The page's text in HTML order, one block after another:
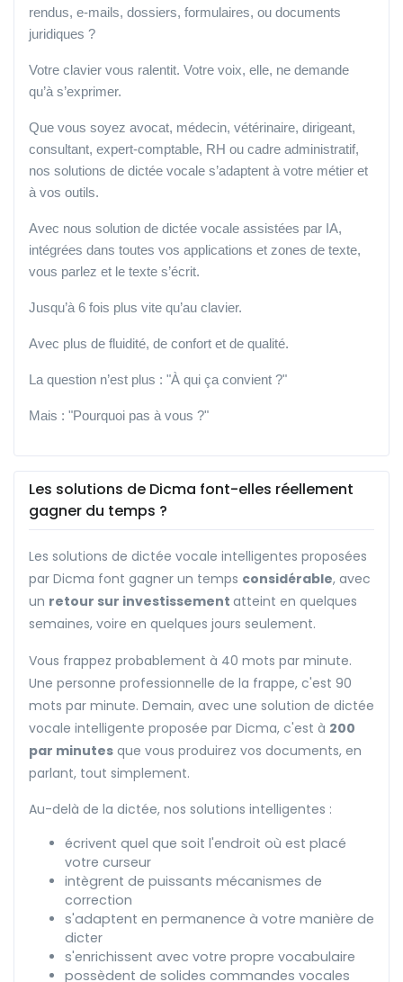
rendus, e-mails, dossiers, formulaires, ou documents
juridiques ?
Votre clavier vous ralentit. Votre voix, elle, ne demande
qu’à s’exprimer.
Que vous soyez avocat, médecin, vétérinaire, dirigeant,
consultant, expert-comptable, RH ou cadre administratif,
nos solutions de dictée vocale s’adaptent à votre métier et
à vos outils.
Avec nous solution de dictée vocale assistées par IA,
intégrées dans toutes vos applications et zones de texte,
vous parlez et le texte s’écrit.
Jusqu’à 6 fois plus vite qu’au clavier.
Avec plus de fluidité, de confort et de qualité.
La question n’est plus : "À qui ça convient ?"
Mais : "Pourquoi pas à vous ?"
Les solutions de Dicma font-elles réellement
gagner du temps ?
Les solutions de dictée vocale intelligentes proposées
par Dicma font gagner un temps considérable, avec
un retour sur investissement atteint en quelques
semaines, voire en quelques jours seulement.
Vous frappez probablement à 40 mots par minute.
Une personne professionnelle de la frappe, c'est 90
mots par minute. Demain, avec une solution de dictée
vocale intelligente proposée par Dicma, c'est à 200
par minutes que vous produirez vos documents, en
parlant, tout simplement.
Au-delà de la dictée, nos solutions intelligentes :
écrivent quel que soit l'endroit où est placé
votre curseur
intègrent de puissants mécanismes de
correction
s'adaptent en permanence à votre manière de
dicter
s'enrichissent avec votre propre vocabulaire
possèdent de solides commandes vocales